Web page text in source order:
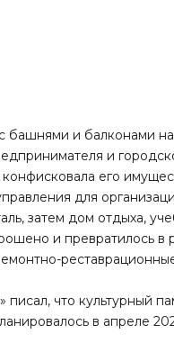
башнями и балконами
и
конфисковала его
для
затем дом отдыха,
и превратилось в
писал, что культурный
в апреле